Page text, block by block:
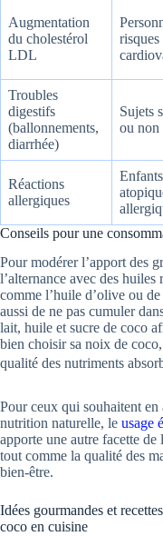
Augmentation
du cholestérol
LDL
risques
Troubles
digestifs
(ballonnements,
diarrhée)
Sujets
ou non
Réactions
allergiques
Enfants
Conseils pour une
Pour modérer l’apport des
l’alternance avec des
comme l’huile d’olive ou
aussi de ne pas cumuler
lait, huile et sucre de coco
bien choisir sa noix de
qualité des nutriments
Pour ceux qui souhaitent en
nutrition naturelle, le usage
apporte une autre facette
tout comme la qualité des
bien-être.
Idées gourmandes et
coco en cuisine